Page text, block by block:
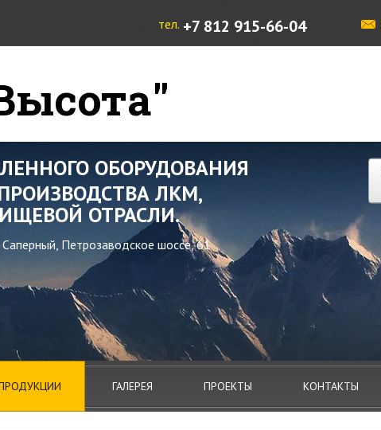
ОБОРУДОВАНИЯ
+7 812 915-66-04
Петрозаводское шоссе, 61
тел.
ЛКМ,
ОТРАСЛИ.
ГАЛЕРЕЯ ПРОЕКТЫ КОНТАКТЫ